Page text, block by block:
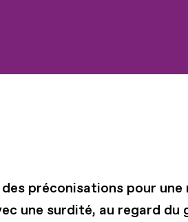
préconisations pour une
une surdité, au regard du